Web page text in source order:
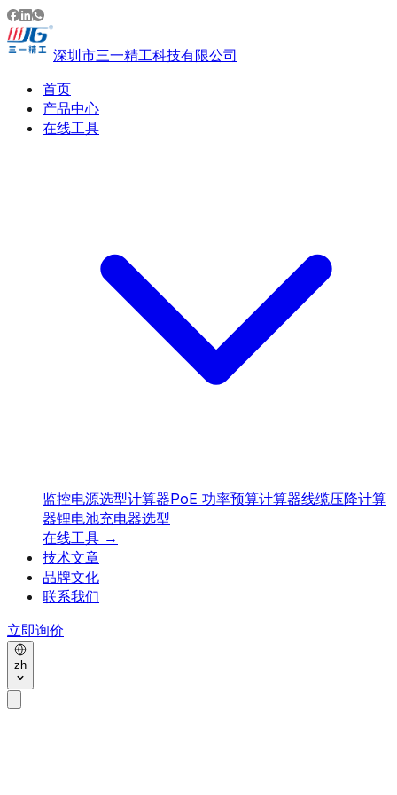
深圳市三一精工科技有限公司
首页
产品中心
在线工具
监控电源选型计算器PoE 功率预算计算器线缆压降计算
器锂电池充电器选型
在线工具 →
技术文章
品牌文化
联系我们
立即询价
zh